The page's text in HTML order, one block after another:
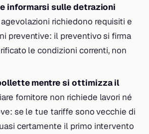
informarsi sulle detrazioni
richiedono requisiti e
preventive: il preventivo si firma
le condizioni correnti, non
mentre si ottimizza il
fornitore non richiede lavori né
se le tue tariffe sono vecchie di
certamente il primo intervento